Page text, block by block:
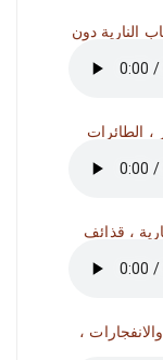
النارية دون
، الطائرات
، قذائف
،